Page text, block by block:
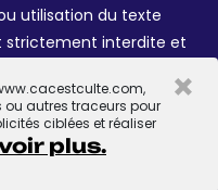
ou autres traceurs pour
ciblées et réaliser
plus.
×
utilisation du texte
strictement interdite et